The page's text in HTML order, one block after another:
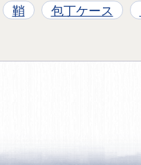
鞘 包丁ケース